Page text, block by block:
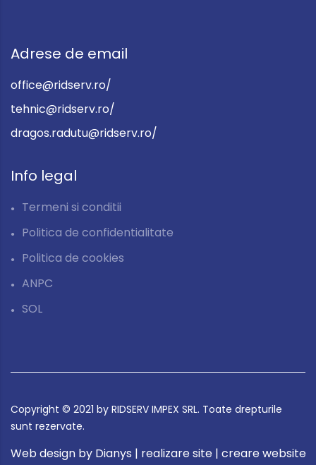
Adrese de email
office@ridserv.ro/
tehnic@ridserv.ro/
dragos.radutu@ridserv.ro/
Info legal
Termeni si conditii
Politica de confidentialitate
Politica de cookies
ANPC
SOL
Copyright © 2021 by RIDSERV IMPEX SRL. Toate drepturile
sunt rezervate.
Web design by Dianys | realizare site | creare website